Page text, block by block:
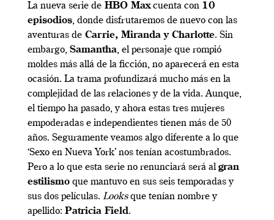
La nueva serie de HBO Maxcuenta con 10
episodios, donde disfrutaremos de nuevo con las
aventuras de Carrie, Miranda y Charlotte. Sin
embargo, Samantha, el personaje que rompió
moldes más allá de la ficción, no aparecerá en esta
ocasión. La trama profundizará mucho más en la
complejidad de las relaciones y de la vida. Aunque,
el tiempo ha pasado, y ahora estas tres mujeres
empoderadas e independientes tienen más de 50
años. Seguramente veamos algo diferente a lo que
‘Sexo en Nueva York’ nos tenían acostumbrados.
Pero a lo que esta serie no renunciará será al gran
estilismo que mantuvo en sus seis temporadas y
sus dos películas. Looksque tenían nombre y
apellido: Patricia Field.